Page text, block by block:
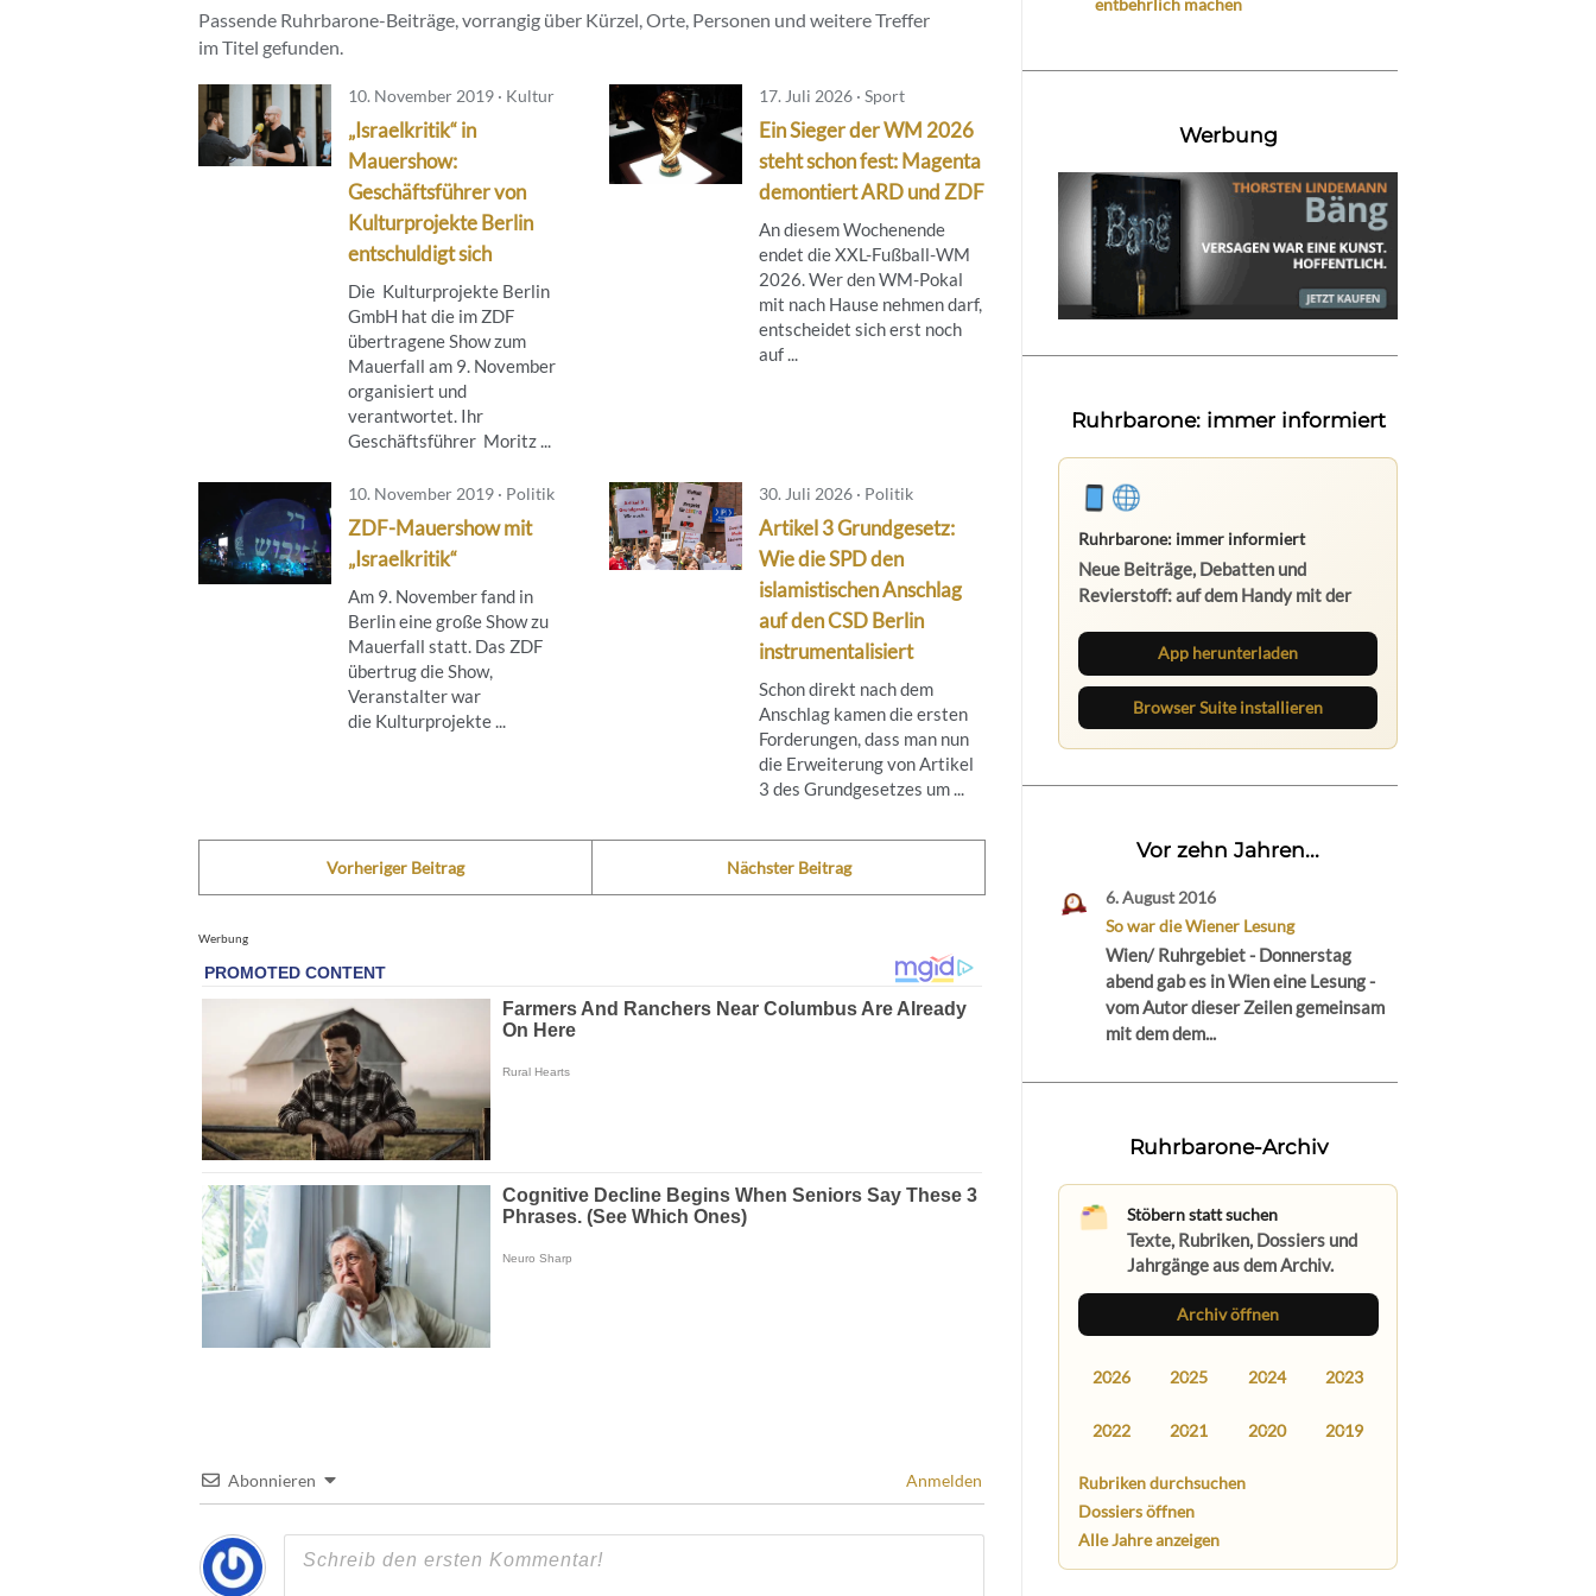
Passende Ruhrbarone-Beiträge, vorrangig über Kürzel, Orte, Personen und weitere Treffer
im Titel gefunden.
10. November 2019 · Kultur
„Israelkritik“ in
Mauershow:
Geschäftsführer von
Kulturprojekte Berlin
entschuldigt sich
Die Kulturprojekte Berlin
GmbH hat die im ZDF
übertragene Show zum
Mauerfall am 9. November
organisiert und
verantwortet. Ihr
Geschäftsführer Moritz ...
17. Juli 2026 · Sport
Ein Sieger der WM 2026
steht schon fest: Magenta
demontiert ARD und ZDF
An diesem Wochenende
endet die XXL-Fußball-WM
2026. Wer den WM-Pokal
mit nach Hause nehmen darf,
entscheidet sich erst noch
auf ...
10. November 2019 · Politik
ZDF-Mauershow mit
„Israelkritik“
Am 9. November fand in
Berlin eine große Show zu
Mauerfall statt. Das ZDF
übertrug die Show,
Veranstalter war
die Kulturprojekte ...
30. Juli 2026 · Politik
Artikel 3 Grundgesetz:
Wie die SPD den
islamistischen Anschlag
auf den CSD Berlin
instrumentalisiert
Schon direkt nach dem
Anschlag kamen die ersten
Forderungen, dass man nun
die Erweiterung von Artikel
3 des Grundgesetzes um ...
Vorheriger Beitrag Nächster Beitrag
Werbung
Abonnieren Anmelden
Werbung
Ruhrbarone: immer informiert
Ruhrbarone: immer informiert
Neue Beiträge, Debatten und
Revierstoff: auf dem Handy mit der
Suite.
App herunterladen
Browser Suite installieren
Vor zehn Jahren...
6. August 2016
So war die Wiener Lesung
Wien/ Ruhrgebiet - Donnerstag
abend gab es in Wien eine Lesung -
vom Autor dieser Zeilen gemeinsam
mit dem dem...
Ruhrbarone-Archiv
Stöbern statt suchen
Texte, Rubriken, Dossiers und
Jahrgänge aus dem Archiv.
Archiv öffnen
2026 2025 2024 2023
2022 2021 2020 2019
Rubriken durchsuchen
Dossiers öffnen
Alle Jahre anzeigen